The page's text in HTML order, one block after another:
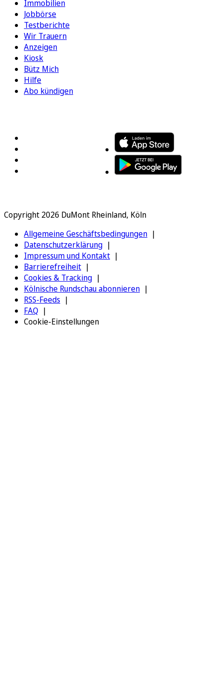
Immobilien
Jobbörse
Testberichte
Wir Trauern
Anzeigen
Kiosk
Bütz Mich
Hilfe
Abo kündigen
Copyright 2026 DuMont Rheinland, Köln
Allgemeine Geschäftsbedingungen
Datenschutzerklärung
Impressum und Kontakt
Barrierefreiheit
Cookies & Tracking
Kölnische Rundschau abonnieren
RSS-Feeds
FAQ
Cookie-Einstellungen